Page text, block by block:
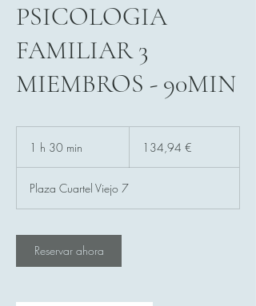
PSICOLOGIA
FAMILIAR 3
MIEMBROS - 90MIN
1 h 30 min
0
i
n
134,94 €
Plaza Cuartel Viejo 7
Reservar ahora